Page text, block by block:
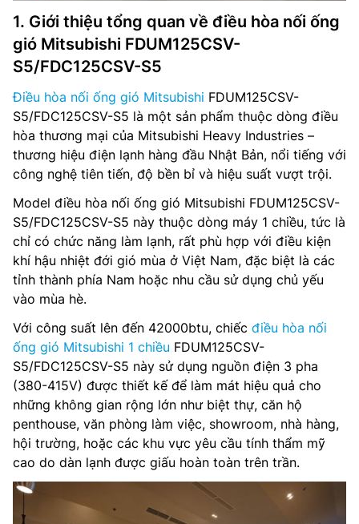
1. Giới thiệu tổng quan về điều hòa nối ống
gió Mitsubishi FDUM125CSV-
S5/FDC125CSV-S5
Điều hòa nối ống gió Mitsubishi FDUM125CSV-
S5/FDC125CSV-S5 là một sản phẩm thuộc dòng điều
hòa thương mại của Mitsubishi Heavy Industries –
thương hiệu điện lạnh hàng đầu Nhật Bản, nổi tiếng với
công nghệ tiên tiến, độ bền bỉ và hiệu suất vượt trội.
Model điều hòa nối ống gió Mitsubishi FDUM125CSV-
S5/FDC125CSV-S5 này thuộc dòng máy 1 chiều, tức là
chỉ có chức năng làm lạnh, rất phù hợp với điều kiện
khí hậu nhiệt đới gió mùa ở Việt Nam, đặc biệt là các
tỉnh thành phía Nam hoặc nhu cầu sử dụng chủ yếu
vào mùa hè.
Với công suất lên đến 42000btu, chiếc điều hòa nối
ống gió Mitsubishi 1 chiều FDUM125CSV-
S5/FDC125CSV-S5 này sử dụng nguồn điện 3 pha
(380-415V) được thiết kế để làm mát hiệu quả cho
những không gian rộng lớn như biệt thự, căn hộ
penthouse, văn phòng làm việc, showroom, nhà hàng,
hội trường, hoặc các khu vực yêu cầu tính thẩm mỹ
cao do dàn lạnh được giấu hoàn toàn trên trần.